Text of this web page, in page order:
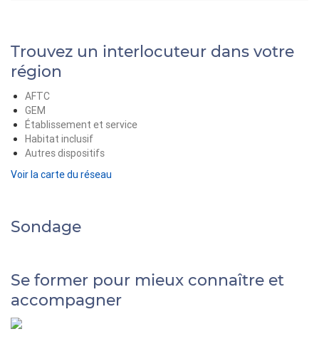
Trouvez un interlocuteur dans votre
région
AFTC
GEM
Établissement et service
Habitat inclusif
Autres dispositifs
Voir la carte du réseau
Sondage
Se former pour mieux connaître et
accompagner